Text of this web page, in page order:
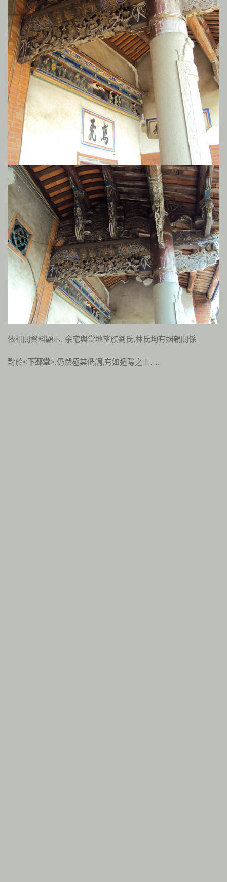
依相關資料顯示, 余宅與當地望族劉氏,林氏均有姻親關係
對於<下邳堂>,仍然極其低調,有如遁隱之士….